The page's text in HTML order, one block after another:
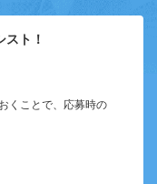
ト！
くことで、応募時の